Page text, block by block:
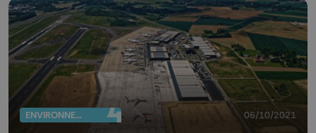
ENVIRONNEMENT 06/10/2021